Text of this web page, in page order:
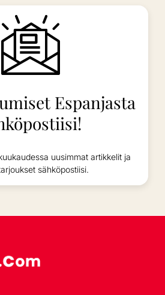
Espanjasta
uusimmat artikkelit ja
sähköpostiisi.